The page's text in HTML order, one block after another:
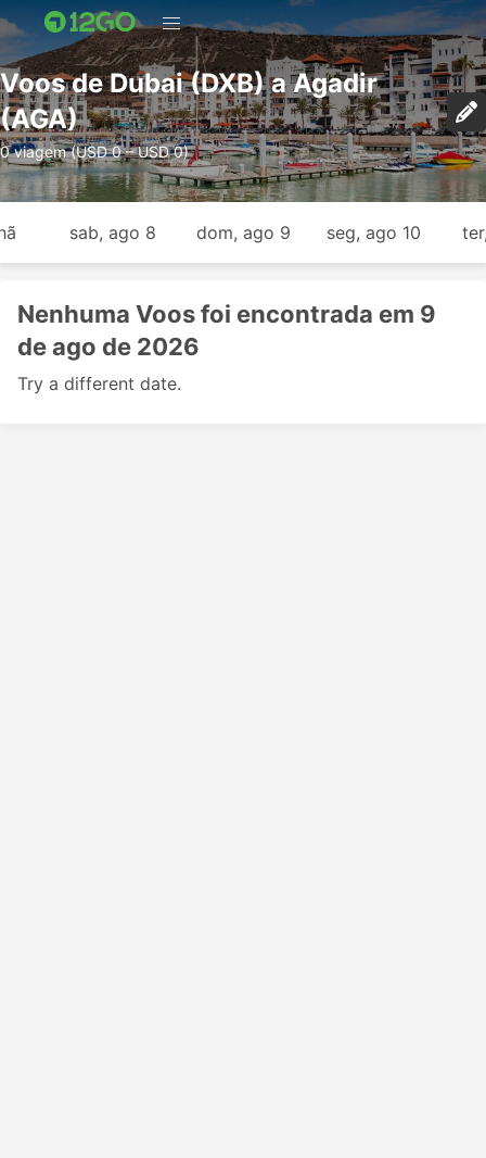
Voos de Dubai (DXB) a Agadir
(AGA)
0 viagem (USD 0 – USD 0)
sab, ago 8 dom, ago 9 seg, ago 10
Nenhuma Voos foi encontrada em 9
de ago de 2026
Try a different date.